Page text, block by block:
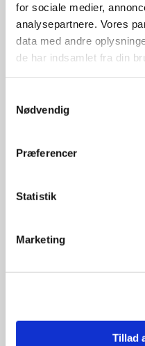
for sociale medier,
analysepartnere. Vores
data med andre
de har indsamlet fra din
Nødvendig
Præferencer
Statistik
Marketing
Tillad
Når behovet er der
Gud og dig er en
grundprincipper